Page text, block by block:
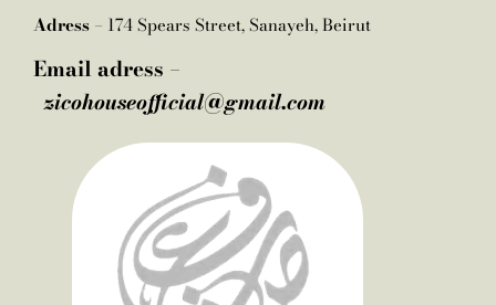
Adress – 174 Spears Street, Sanayeh, Beirut
Email adress –
zicohouseofficial@gmail.com